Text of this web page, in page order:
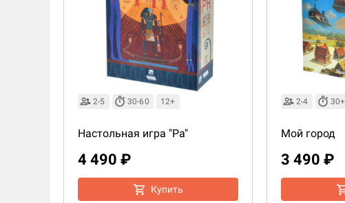
2-5 30-60 12+
Настольная игра "Ра"
4 490 ₽
Купить
2-4 30+
Мой город
3 490 ₽